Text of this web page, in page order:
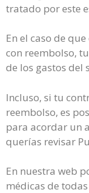
tratado por este
En el caso de
con reembolso,
de los gastos del
Incluso, si tu
reembolso, es
para acordar un
querías revisar
En nuestra web
médicas de